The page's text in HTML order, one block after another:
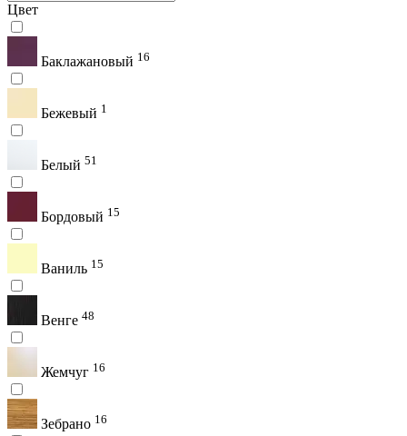
Цвет
Баклажановый 16
Бежевый 1
Белый 51
Бордовый 15
Ваниль 15
Венге 48
Жемчуг 16
Зебрано 16